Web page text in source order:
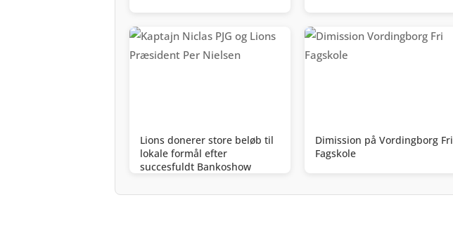
Lions donerer store beløb til
lokale formål efter
succesfuldt Bankoshow
Dimission på Vordingborg Fri
Fagskole